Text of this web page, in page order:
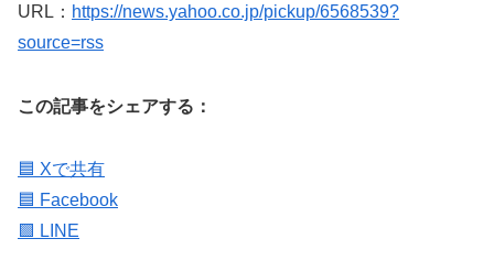
URL： https://news.yahoo.co.jp/pickup/6568539?
source=rss
この記事をシェアする：
🟦 Xで共有
🟦 Facebook
🟩 LINE